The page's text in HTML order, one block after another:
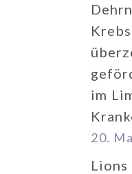
im
20.
Lions